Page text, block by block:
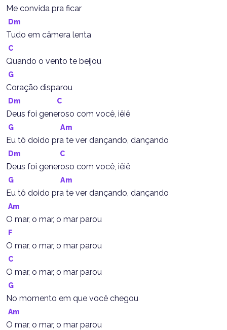
Me convida pra ficar
Dm
Tudo em câmera lenta
C
Quando o vento te beijou
G
Coração disparou
Dm C
Deus foi generoso com você, iêiê
G Am
Eu tô doido pra te ver dançando, dançando
Dm C
Deus foi generoso com você, iêiê
G Am
Eu tô doido pra te ver dançando, dançando
Am
O mar, o mar, o mar parou
F
O mar, o mar, o mar parou
C
O mar, o mar, o mar parou
G
No momento em que você chegou
Am
O mar, o mar, o mar parou